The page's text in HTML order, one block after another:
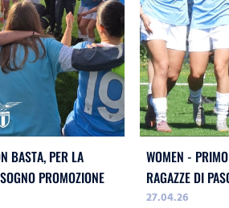
BASTA, PER LA
PROMOZIONE
WOMEN -
RAGAZZE DI
27.04.26